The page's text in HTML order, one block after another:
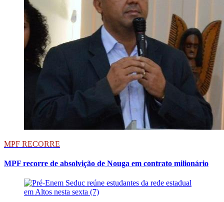
MPF RECORRE
MPF recorre de absolvição de Nouga em contrato milionário